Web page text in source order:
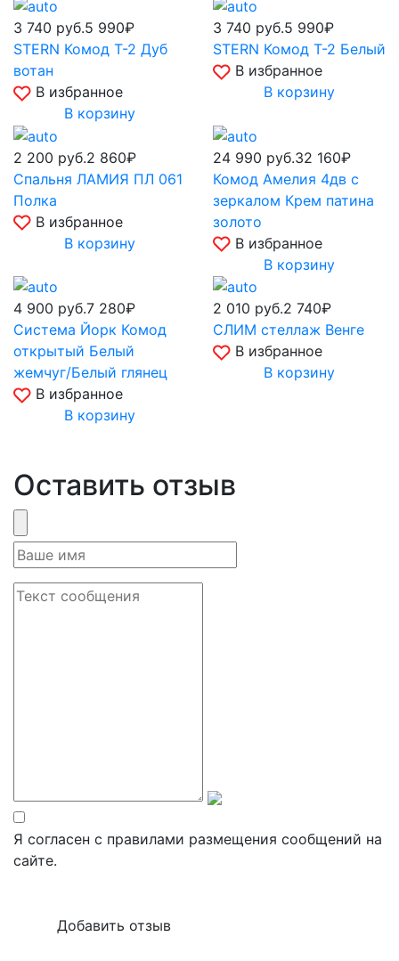
3 740 руб.5 990₽
STERN Комод Т-2 Дуб
вотан
В избранное
В корзину
3 740 руб.5 990₽
STERN Комод Т-2 Белый
В избранное
В корзину
2 200 руб.2 860₽
Спальня ЛАМИЯ ПЛ 061
Полка
В избранное
В корзину
24 990 руб.32 160₽
Комод Амелия 4дв с
зеркалом Крем патина
золото
В избранное
В корзину
4 900 руб.7 280₽
Система Йорк Комод
открытый Белый
жемчуг/Белый глянец
В избранное
В корзину
2 010 руб.2 740₽
СЛИМ стеллаж Венге
В избранное
В корзину
Оставить отзыв
Я согласен с правилами размещения сообщений на
сайте.